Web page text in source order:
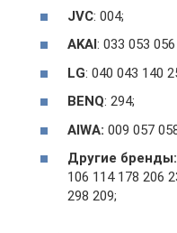
JVC: 004;
AKAI: 033 053
LG: 040 043 140
BENQ: 294;
AIWA: 009 057
Другие бренды:
106 114 178 206
298 209;